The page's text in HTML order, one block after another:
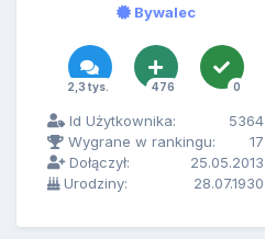
Bywalec
2,3 tys. 476 0
Id Użytkownika:
5364
Wygrane w rankingu:
17
Dołączył:
25.05.2013
Urodziny:
28.07.1930